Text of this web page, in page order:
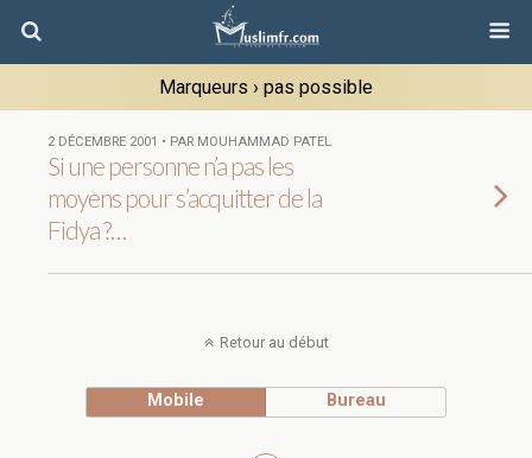
Marqueurs › pas possible
2 DÉCEMBRE 2001 • PAR MOUHAMMAD PATEL
Si une personne n’a pas les
moyens pour s’acquitter de la
Fidya ?…
Retour au début
Mobile Bureau